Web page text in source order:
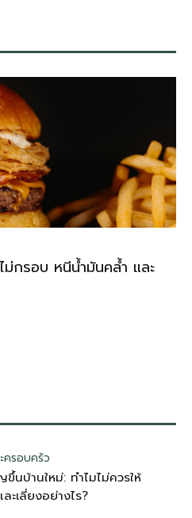
ม่กรอบ หนีน้ำมันคล้ำ และ
ครอบครัว
นบ้านใหม่: ทำไมไม่ควรให้
ะเลี่ยงอย่างไร?